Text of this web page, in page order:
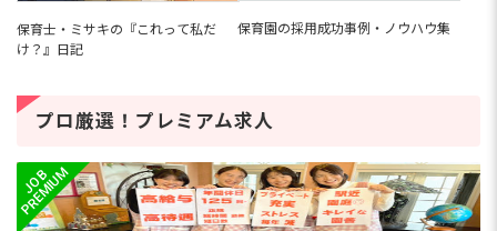
保育士・ミサキの『これって私だ
け？』日記
保育園の採用成功事例・ノウハウ集
プロ厳選！プレミアム求人